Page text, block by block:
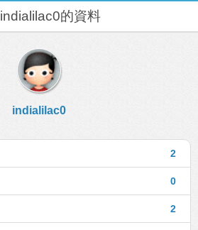
indialilac0的資料
indialilac0
2
0
2